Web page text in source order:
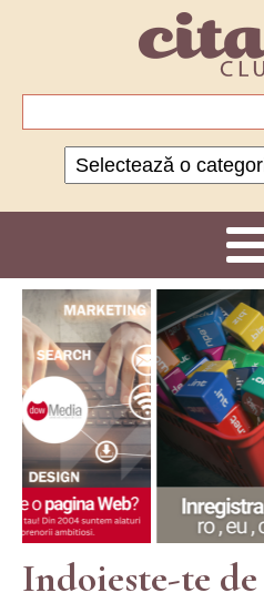
Categorii
Indoieste-te